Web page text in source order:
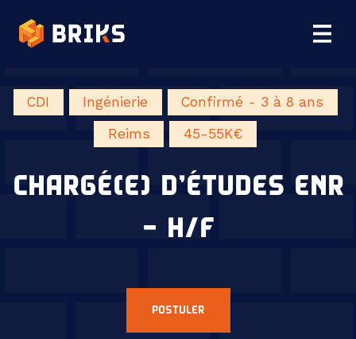
CDI Ingénierie
Confirmé - 3 à 8 ans
Reims
45-55K€
CHARGÉ(E) D’ÉTUDES ENR
– H/F
POSTULER